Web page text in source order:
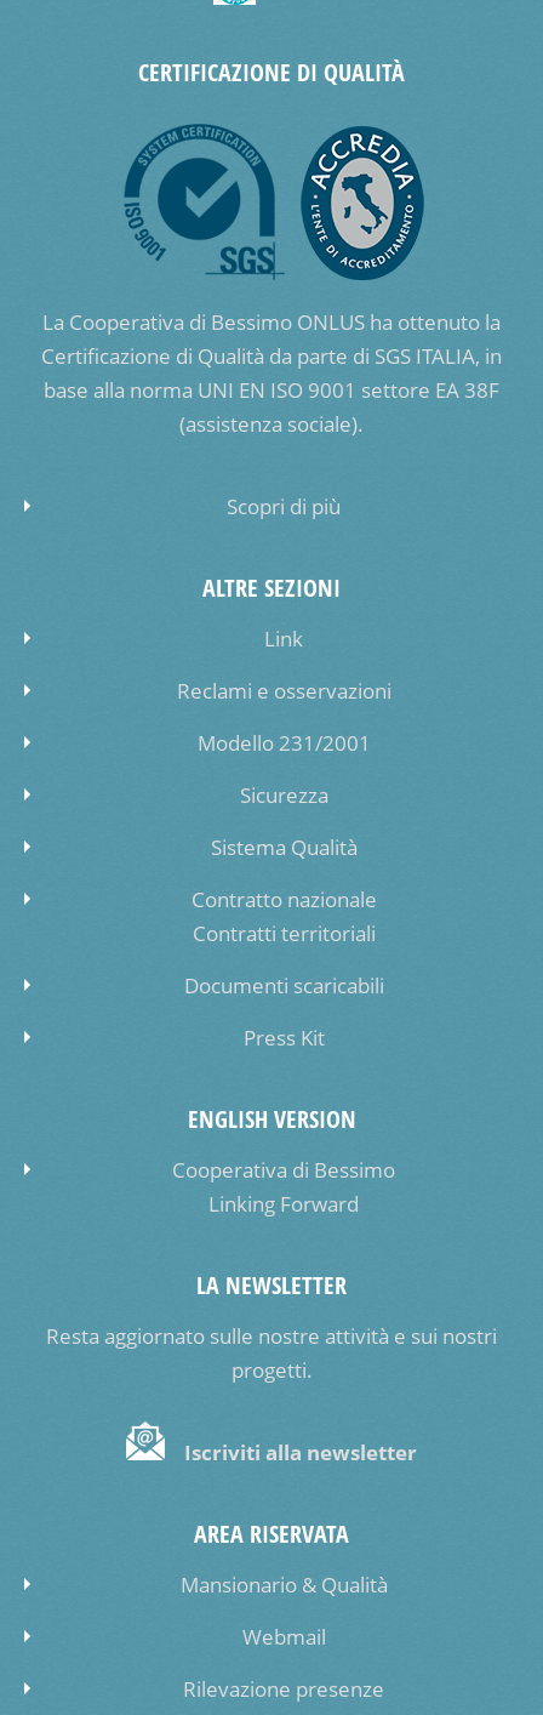
CERTIFICAZIONE DI QUALITÀ
La Cooperativa di Bessimo ONLUS ha ottenuto la
Certificazione di Qualità da parte di SGS ITALIA, in
base alla norma UNI EN ISO 9001 settore EA 38F
(assistenza sociale).
Scopri di più
ALTRE SEZIONI
Link
Reclami e osservazioni
Modello 231/2001
Sicurezza
Sistema Qualità
Contratto nazionale
Contratti territoriali
Documenti scaricabili
Press Kit
ENGLISH VERSION
Cooperativa di Bessimo
Linking Forward
LA NEWSLETTER
Resta aggiornato sulle nostre attività e sui nostri
progetti.
Iscriviti alla newsletter
AREA RISERVATA
Mansionario & Qualità
Webmail
Rilevazione presenze